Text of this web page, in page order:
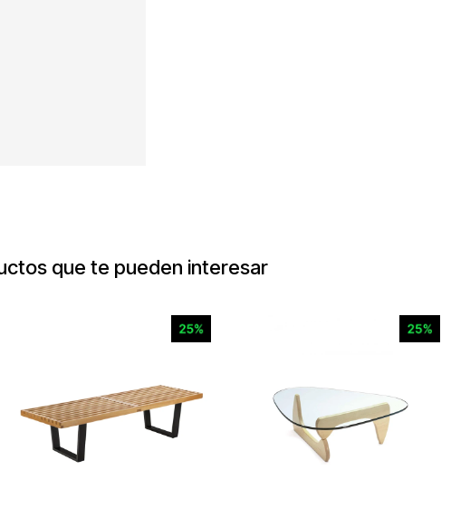
que te pueden interesar